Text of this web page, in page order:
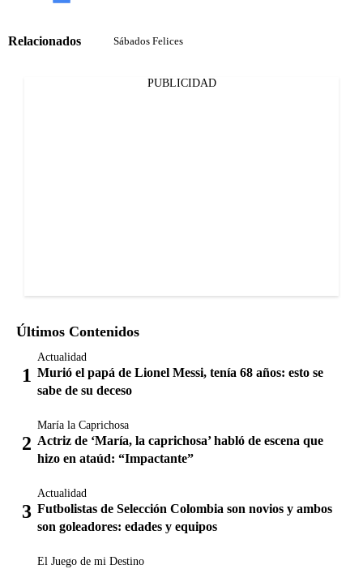
Relacionados Sábados Felices
PUBLICIDAD
Últimos Contenidos
Actualidad
Murió el papá de Lionel Messi, tenía 68 años: esto se
sabe de su deceso
María la Caprichosa
Actriz de ‘María, la caprichosa’ habló de escena que
hizo en ataúd: “Impactante”
Actualidad
Futbolistas de Selección Colombia son novios y ambos
son goleadores: edades y equipos
El Juego de mi Destino